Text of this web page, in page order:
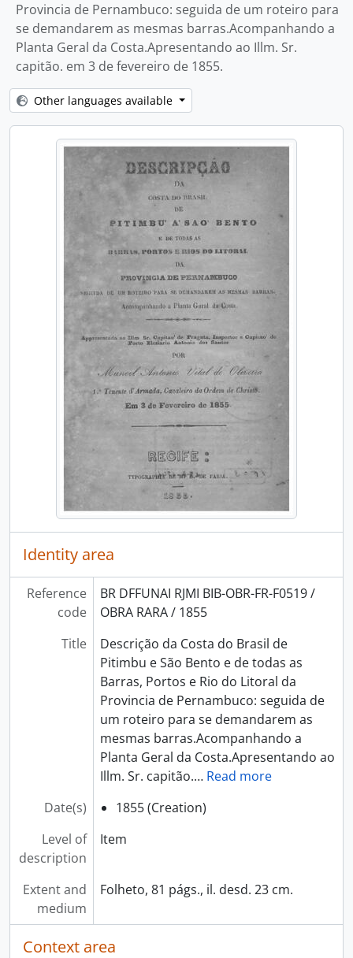
Provincia de Pernambuco: seguida de um roteiro para
se demandarem as mesmas barras.Acompanhando a
Planta Geral da Costa.Apresentando ao Illm. Sr.
capitão. em 3 de fevereiro de 1855.
Other languages available
Identity area
Reference
code
BR DFFUNAI RJMI BIB-OBR-FR-F0519 /
OBRA RARA / 1855
Title
Descrição da Costa do Brasil de
Pitimbu e São Bento e de todas as
Barras, Portos e Rio do Litoral da
Provincia de Pernambuco: seguida de
um roteiro para se demandarem as
mesmas barras.Acompanhando a
Planta Geral da Costa.Apresentando ao
Illm. Sr. capitão.… Read more
Date(s)
1855 (Creation)
Level of
description
Item
Extent and
medium
Folheto, 81 págs., il. desd. 23 cm.
Context area